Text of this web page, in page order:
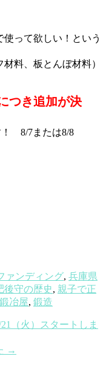
って欲しい！という
料、板とんぼ材料）
つき追加が決
8/7または8/8
ァンディング, 兵庫県
後守の歴史, 親子で正
鍛冶屋, 鍛造
（火）スタートしま
→